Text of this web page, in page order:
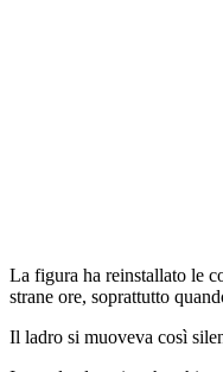
La figura ha reinstallato le
strane ore, soprattutto
Il ladro si muoveva così